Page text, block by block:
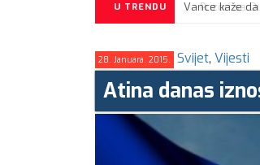
U TRENDU
28. Januara. 2015. Svijet, Vijesti
Atina danas